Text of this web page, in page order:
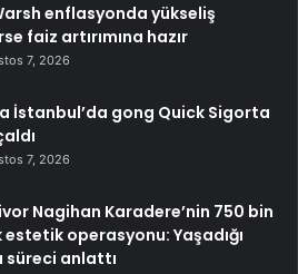
enflasyonda yükseliş
faiz artırımına hazır
7, 2026
İstanbul’da gong Quick Sigorta
7, 2026
Nagihan Karadere’nin 750 bin
estetik operasyonu: Yaşadığı
süreci anlattı